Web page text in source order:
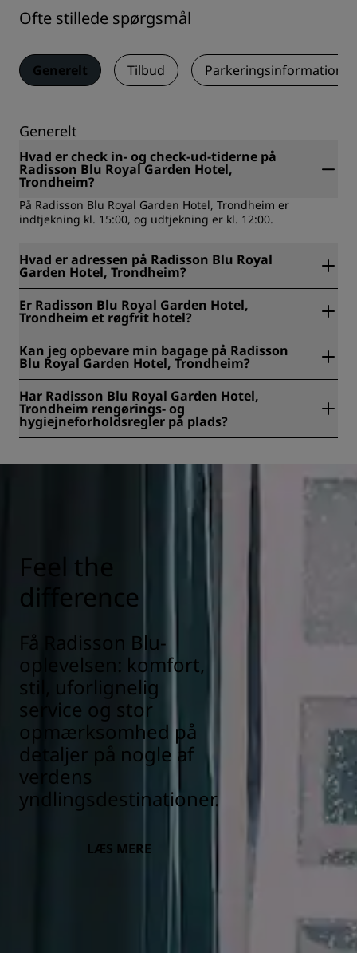
Ofte stillede spørgsmål
Generelt Tilbud Parkeringsinformation
Generelt
Hvad er check in- og check-ud-tiderne på
Radisson Blu Royal Garden Hotel,
Trondheim?
På Radisson Blu Royal Garden Hotel, Trondheim er
indtjekning kl. 15:00, og udtjekning er kl. 12:00.
Hvad er adressen på Radisson Blu Royal
Garden Hotel, Trondheim?
Kjoepmannsgt. 73, Trondheim, Norge.
Er Radisson Blu Royal Garden Hotel,
Trondheim et røgfrit hotel?
Ja, Radisson Blu Royal Garden Hotel, Trondheim er et
røgfrit hotel.
Kan jeg opbevare min bagage på Radisson
Blu Royal Garden Hotel, Trondheim?
Royal Garden Hotel, Trondheim.
Har Radisson Blu Royal Garden Hotel,
Trondheim rengørings- og
hygiejneforholdsregler på plads?
tryghed og sikkerhed. Læs mere her:
https://www.radissonhotels.com/en-us/social-
Feel the
difference
Få Radisson Blu-
oplevelsen: komfort,
stil, uforlignelig
service og stor
opmærksomhed på
detaljer på nogle af
verdens
yndlingsdestinationer.
LÆS MERE